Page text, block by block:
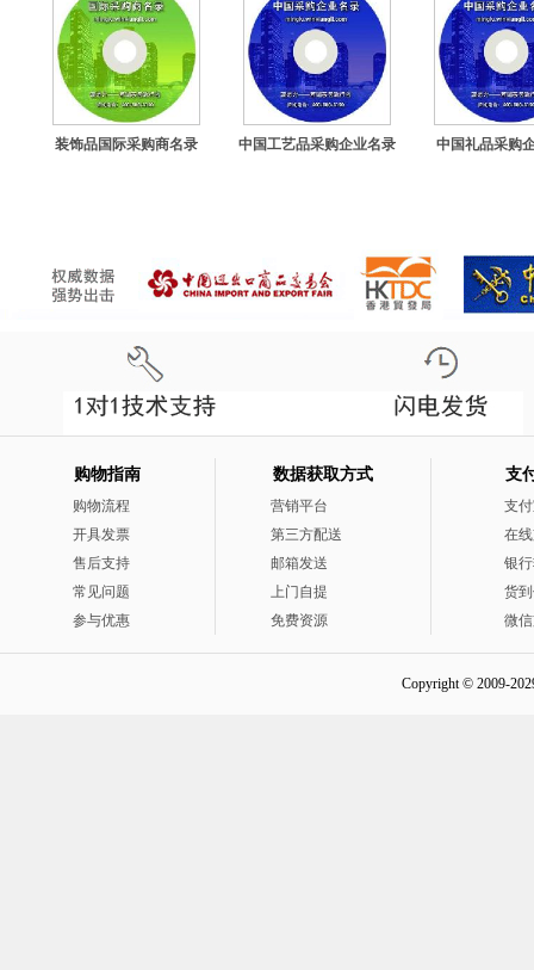
装饰品国际采购商名录 中国工艺品采购企业名录 中国礼品采购
购物指南
购物流程
开具发票
售后支持
常见问题
参与优惠
数据获取方式
营销平台
第三方配送
邮箱发送
上门自提
免费资源
支
支
在
银
货
微
Copyright © 2009-